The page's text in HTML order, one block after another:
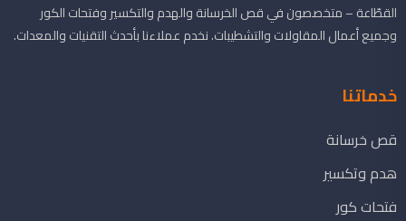
القطّاعة – متخصصون في قص الخرسانة والهدم والتكسير وفتحات الكور
وجميع أعمال المقاولات والتشطيبات. نخدم عملاءنا بأحدث التقنيات والمعدات.
خدماتنا
قص خرسانة
هدم وتكسير
فتحات كور